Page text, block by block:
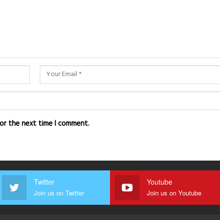
the next time I comment.
Twitter
Join us on Twitter
Youtube
Join us on Youtube